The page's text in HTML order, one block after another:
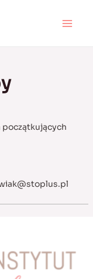
początkujących